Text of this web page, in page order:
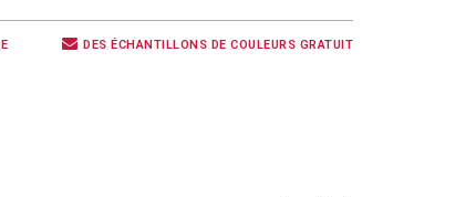
DES ÉCHANTILLONS DE COULEURS GRATUIT